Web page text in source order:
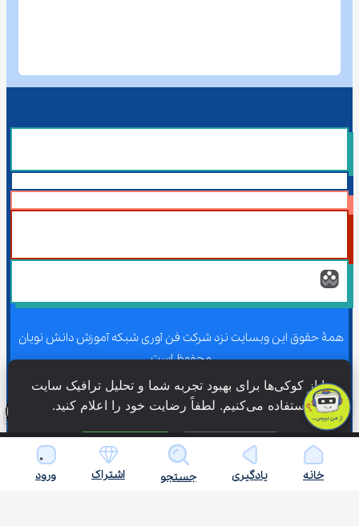
همۀ حقوق این وبسایت نزد شرکت فن آوری شبکه آموزش دانش نویان
محفوظ است.
همۀ حقوق این وبسایت نزد شرکت فن آوری شبکه آموزش دانش نویان
محفوظ است.
خانه یادگیری جستجو اشتراک ورود
ما از کوکی‌ها برای بهبود تجربه شما و تحلیل ترافیک سایت
استفاده می‌کنیم. لطفاً رضایت خود را اعلام کنید.
فقط ضروری پذیرش همه